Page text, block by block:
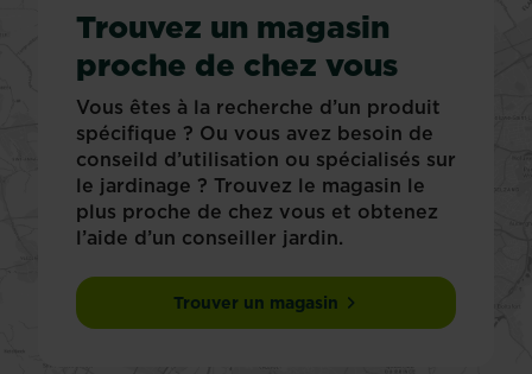
Trouvez un magasin
proche de chez vous
Vous êtes à la recherche d’un produit
spécifique ? Ou vous avez besoin de
conseild d’utilisation ou spécialisés sur
le jardinage ? Trouvez le magasin le
plus proche de chez vous et obtenez
l’aide d’un conseiller jardin.
Trouver un magasin